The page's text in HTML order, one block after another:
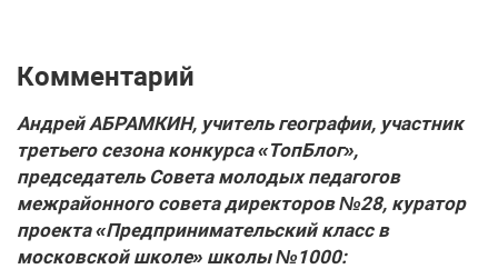
Комментарий
Андрей АБРАМКИН, учитель географии, участник
третьего сезона конкурса «ТопБлог»,
председатель Совета молодых педагогов
межрайонного совета директоров №28, куратор
проекта «Предпринимательский класс в
московской школе» школы №1000: